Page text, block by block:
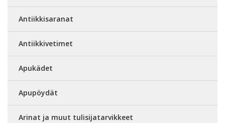
Antiikkisaranat
Antiikkivetimet
Apukädet
Apupöydät
Arinat ja muut tulisijatarvikkeet